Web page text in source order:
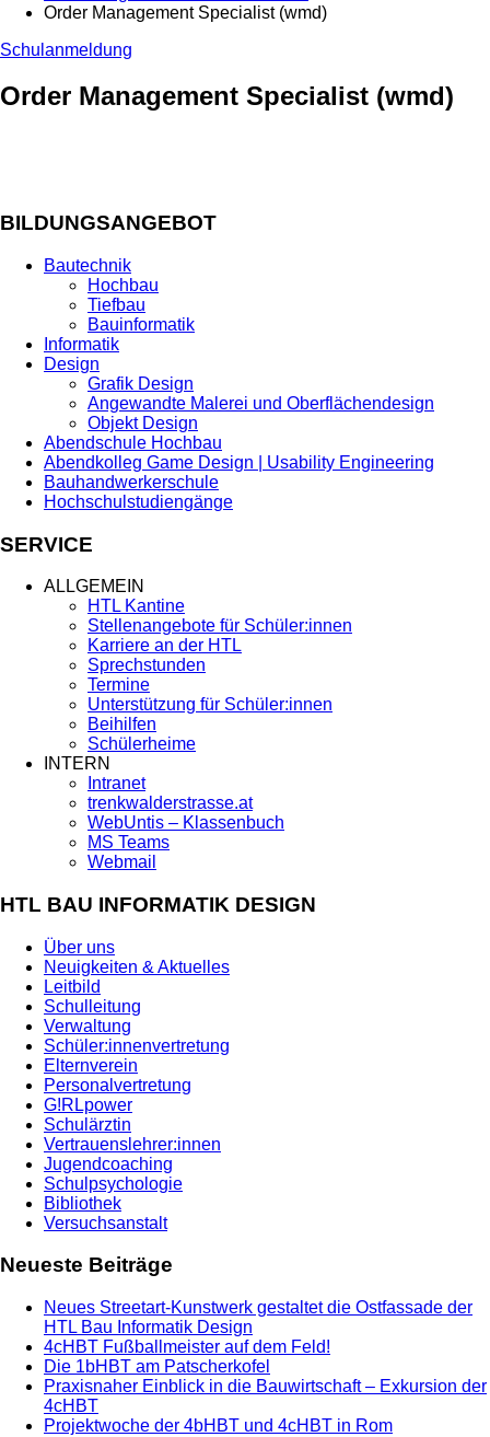
Order Management Specialist (wmd)
Schulanmeldung
Order Management Specialist (wmd)
BILDUNGSANGEBOT
Bautechnik
Hochbau
Tiefbau
Bauinformatik
Informatik
Design
Grafik Design
Angewandte Malerei und Oberflächendesign
Objekt Design
Abendschule Hochbau
Abendkolleg Game Design | Usability Engineering
Bauhandwerkerschule
Hochschulstudiengänge
SERVICE
ALLGEMEIN
HTL Kantine
Stellenangebote für Schüler:innen
Karriere an der HTL
Sprechstunden
Termine
Unterstützung für Schüler:innen
Beihilfen
Schülerheime
INTERN
Intranet
trenkwalderstrasse.at
WebUntis – Klassenbuch
MS Teams
Webmail
HTL BAU INFORMATIK DESIGN
Über uns
Neuigkeiten & Aktuelles
Leitbild
Schulleitung
Verwaltung
Schüler:innenvertretung
Elternverein
Personalvertretung
G!RLpower
Schulärztin
Vertrauenslehrer:innen
Jugendcoaching
Schulpsychologie
Bibliothek
Versuchsanstalt
Neueste Beiträge
Neues Streetart-Kunstwerk gestaltet die Ostfassade der
HTL Bau Informatik Design
4cHBT Fußballmeister auf dem Feld!
Die 1bHBT am Patscherkofel
Praxisnaher Einblick in die Bauwirtschaft – Exkursion der
4cHBT
Projektwoche der 4bHBT und 4cHBT in Rom